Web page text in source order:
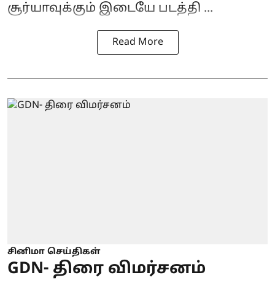
சூர்யாவுக்கும் இடையே படத்தி ...
Read More
சினிமா செய்திகள்
GDN- திரை விமர்சனம்